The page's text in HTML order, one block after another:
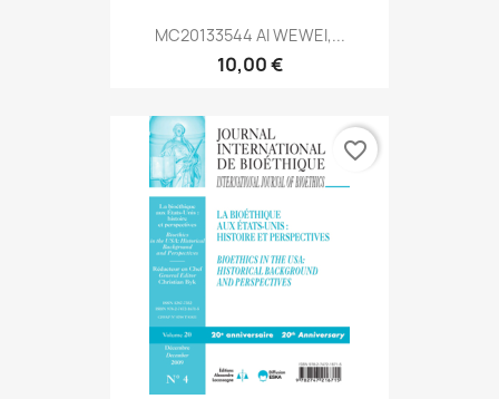
MC20133544 AI WEWEI,...
10,00 €
favorite_border